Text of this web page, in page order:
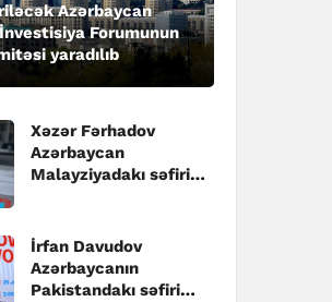
Azərbaycan
Forumunun
yaradılıb
Xəzər Fərhadov
Azərbaycan
Malayziyadakı səfiri
İrfan Davudov
Azərbaycanın
Pakistandakı səfiri